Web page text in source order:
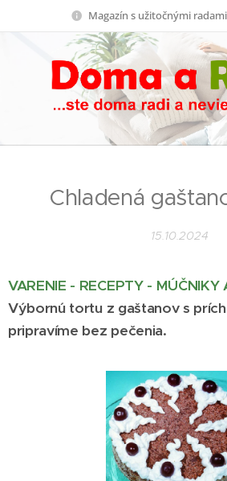
Magazín s užitočnými
Chladená
15.10.2024
VARENIE - RECEPTY - MÚČNIKY
Výbornú tortu z gaštanov s
pripravíme bez pečenia.